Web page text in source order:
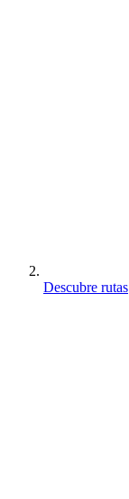
Descubre rutas